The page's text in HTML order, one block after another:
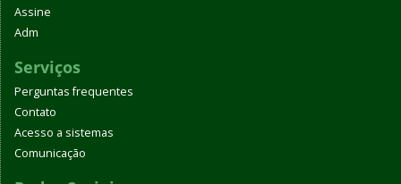
Assine
Adm
Serviços
Perguntas frequentes
Contato
Acesso a sistemas
Comunicação